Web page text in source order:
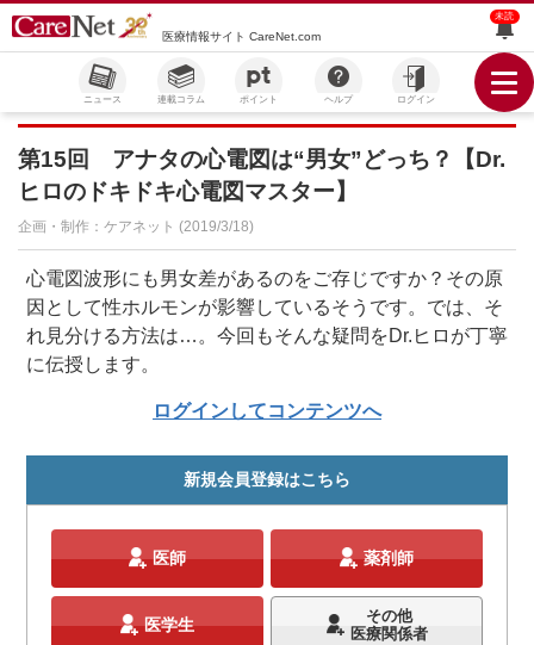
医療情報サイト CareNet.com
未読
ニュース 連載コラム ポイント ヘルプ ログイン
第15回 アナタの心電図は“男女”どっち？【Dr.
ヒロのドキドキ心電図マスター】
企画・制作：ケアネット (2019/3/18)
心電図波形にも男女差があるのをご存じですか？その原
因として性ホルモンが影響しているそうです。では、そ
れ見分ける方法は…。今回もそんな疑問をDr.ヒロが丁寧
に伝授します。
ログインしてコンテンツへ
新規会員登録はこちら
医師 薬剤師
医学生
その他
医療関係者